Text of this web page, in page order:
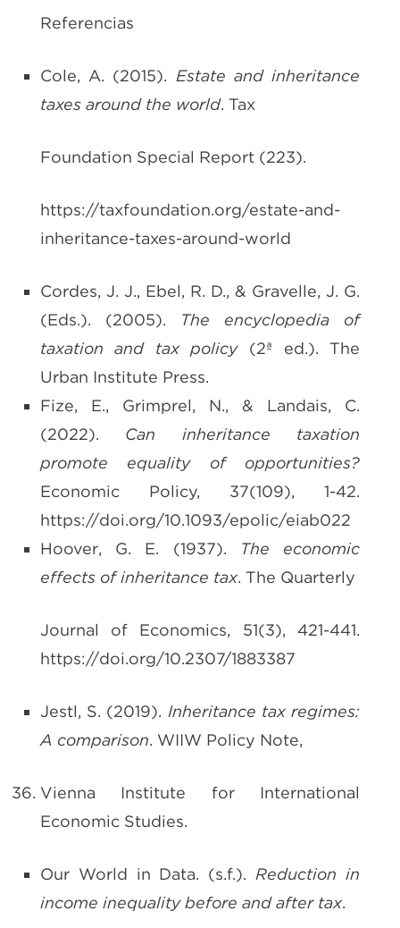
Referencias
Cole, A. (2015). Estate and inheritance
taxes around the world. Tax
Foundation Special Report (223).
https://taxfoundation.org/estate-and-
inheritance-taxes-around-world
Cordes, J. J., Ebel, R. D., & Gravelle, J. G.
(Eds.). (2005). The encyclopedia of
taxation and tax policy (2ª ed.). The
Urban Institute Press.
Fize, E., Grimprel, N., & Landais, C.
(2022). Can inheritance taxation
promote equality of opportunities?
Economic Policy, 37(109), 1-42.
https://doi.org/10.1093/epolic/eiab022
Hoover, G. E. (1937). The economic
effects of inheritance tax. The Quarterly
Journal of Economics, 51(3), 421-441.
https://doi.org/10.2307/1883387
Jestl, S. (2019). Inheritance tax regimes:
A comparison. WIIW Policy Note,
Vienna Institute for International
Economic Studies.
Our World in Data. (s.f.). Reduction in
income inequality before and after tax.